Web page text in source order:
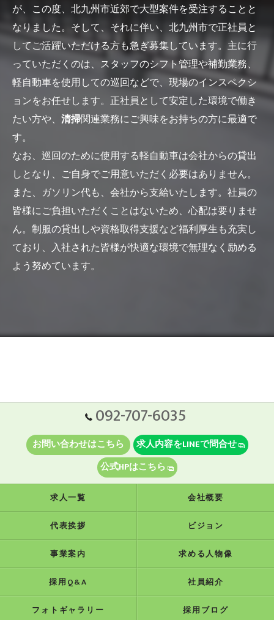
が、この度、北九州市近郊で大型案件を受注することと
なりました。そして、それに伴い、北九州市で正社員と
してご活躍いただける方も急ぎ募集しています。主に行
っていただくのは、スタッフのシフト管理や補勤業務、
軽自動車を使用しての巡回などで、現場のインスペクシ
ョンをお任せします。正社員として安定した環境で働き
たい方や、 清掃関連業務にご興味をお持ちの方に最適で
す。
なお、巡回のために使用する軽自動車は会社からの貸出
しとなり、ご自身でご用意いただく必要はありません。
また、ガソリン代も、会社から支給いたします。社員の
皆様にご負担いただくことはないため、心配は要りませ
ん。制服の貸出しや資格取得支援など福利厚生も充実し
ており、入社された皆様が快適な環境で無理なく励める
よう努めています。
092-707-6035
お問い合わせはこちら
求人内容をLINEで問合せ
公式HPはこちら
求人一覧 会社概要
代表挨拶 ビジョン
事業案内 求める人物像
採用Q&A 社員紹介
フォトギャラリー 採用ブログ